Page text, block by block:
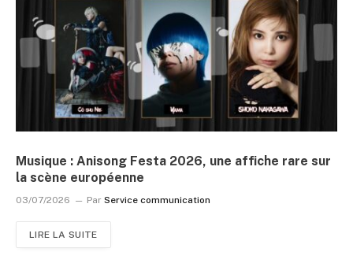
Musique : Anisong Festa 2026, une affiche rare sur
la scène européenne
03/07/2026 Par Service communication
LIRE LA SUITE